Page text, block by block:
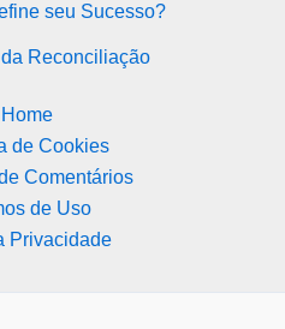
seu Sucesso?
Reconciliação
Home
de Cookies
Comentários
de Uso
Privacidade